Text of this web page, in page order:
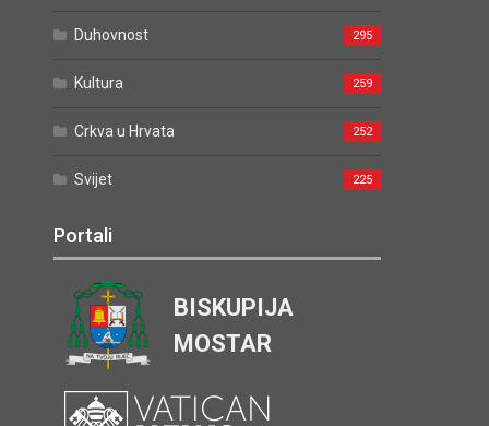
Duhovnost 295
Kultura 259
Crkva u Hrvata 252
Svijet 225
Portali
BISKUPIJA
MOSTAR